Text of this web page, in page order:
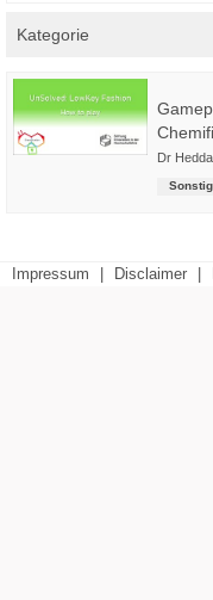
Kategorie
Dr
Impressum Disclaimer